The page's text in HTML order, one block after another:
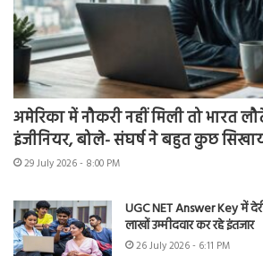
अमेरिका में नौकरी नहीं मिली तो भारत
इंजीनियर, बोले- संघर्ष ने बहुत कुछ
29 July 2026 - 8:00 PM
UGC NET Answer Key में
लाखों उम्मीदवार कर रहे इंतजार
26 July 2026 - 6:11 PM